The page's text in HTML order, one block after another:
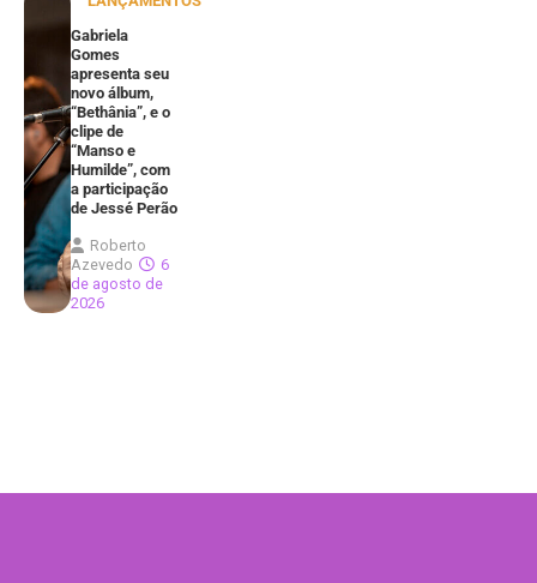
Gabriela
Gomes
apresenta seu
novo álbum,
“Bethânia”, e o
clipe de
“Manso e
Humilde”, com
a participação
de Jessé Perão
Roberto
Azevedo
6
de agosto de
2026